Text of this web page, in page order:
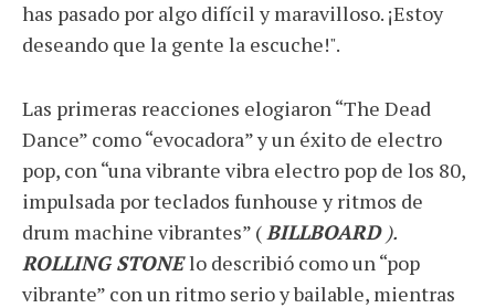
has pasado por algo difícil y maravilloso. ¡Estoy
deseando que la gente la escuche!".
Las primeras reacciones elogiaron “The Dead
Dance” como “evocadora” y un éxito de electro
pop, con “una vibrante vibra electro pop de los 80,
impulsada por teclados funhouse y ritmos de
drum machine vibrantes” (BILLBOARD ).
ROLLING STONElo describió como un “pop
vibrante” con un ritmo serio y bailable, mientras